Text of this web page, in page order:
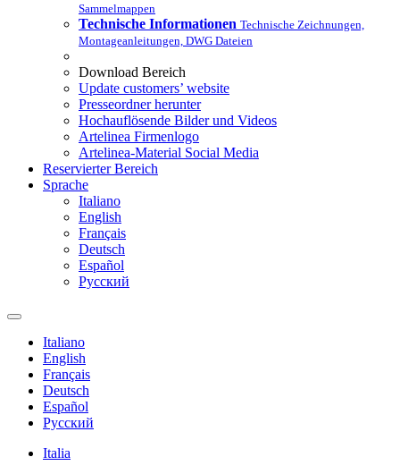
Sammelmappen
Technische Informationen Technische Zeichnungen,
Montageanleitungen, DWG Dateien
Download Bereich
Update customers’ website
Presseordner herunter
Hochauflösende Bilder und Videos
Artelinea Firmenlogo
Artelinea-Material Social Media
Reservierter Bereich
Sprache
Italiano
English
Français
Deutsch
Español
Pусский
Italiano
English
Français
Deutsch
Español
Pусский
Italia